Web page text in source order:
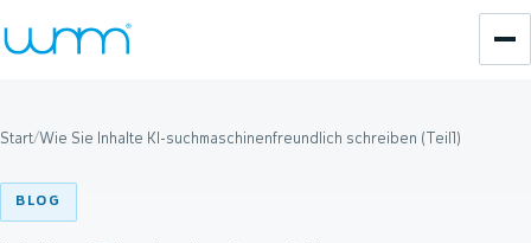
Start/Wie Sie Inhalte KI-suchmaschinenfreundlich schreiben (Teil1)
BLOG